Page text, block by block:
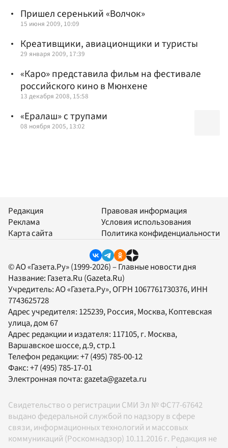
Пришел серенький «Волчок»
15 июня 2009, 10:09
Креативщики, авиационщики и туристы
29 января 2009, 17:39
«Каро» представила фильм на фестивале
российского кино в Мюнхене
13 декабря 2008, 15:58
«Ералаш» с трупами
08 ноября 2005, 13:02
Редакция
Реклама
Карта сайта
Правовая информация
Условия использования
Политика конфиденциальности
© АО «Газета.Ру» (1999-2026) – Главные новости дня
Название: Газета.Ru (Gazeta.Ru)
Учредитель:АО «Газета.Ру», ОГРН 1067761730376, ИНН
7743625728
Адрес учредителя: 125239, Россия, Москва, Коптевская
улица, дом 67
Адрес редакции и издателя: 117105, г. Москва,
Варшавское шоссе, д.9, стр.1
Телефон редакции:+7 (495) 785-00-12
Факс:+7 (495) 785-17-01
Электронная почта: gazeta@gazeta.ru
Свидетельство о регистрации СМИ Эл № ФС77-67642
выдано федеральной службой по надзору в сфере
связи, информационных технологий и массовых
коммуникаций (Роскомнадзор) 10.11.2016 г. Редакция не